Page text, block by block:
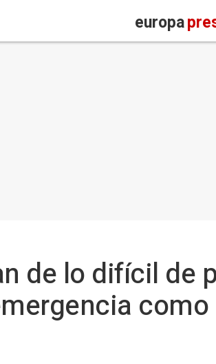
europa
de lo difícil de